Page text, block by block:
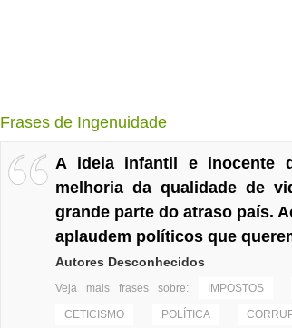
Frases de Ingenuidade
A ideia infantil e inocente
melhoria da qualidade de
grande parte do atraso país.
aplaudem políticos que
Autores Desconhecidos
Veja mais frases sobre: IMPOSTOS
CETICISMO POLÍTICA